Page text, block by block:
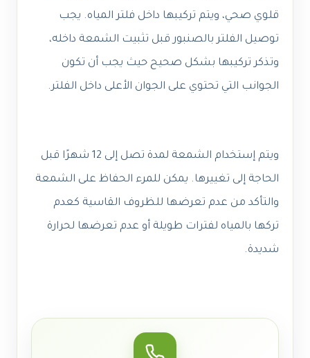
قلوي صحي، ويتم تركيبها داخل فلتر المياه. يجب
توصيل الفلتر بالصنبور قبل تثبيت الشمعة داخله،
وتذكر تركيبها بشكل صحيح حيث يجب أن تكون
الجوانب التي تحتوي على الجوان الأعلى داخل الفلتر.
ويتم إستخدام الشمعة لمدة تصل إلى 12 شهرًا قبل
الحاجة إلى تغييرها. يمكن للمرء الحفاظ على الشمعة
والتأكد من عدم تعرضها للظروف القاسية كعدم
تركها بالمياه لفترات طويلة أو عدم تعرضها لحرارة
شديدة.